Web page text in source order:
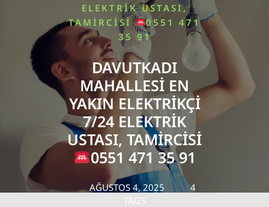
ELEKTRIK USTASI,
TAMIRCISI
0551 471
35 91
DAVUTKADI
MAHALLESI EN
YAKIN ELEKTRIKÇI
7/24 ELEKTRIK
USTASI, TAMIRCISI
0551 471 35 91
AĞUSTOS 4, 2025
4
TAGS